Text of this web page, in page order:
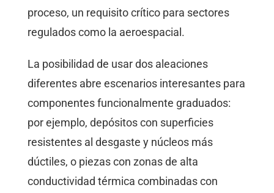
proceso, un requisito crítico para sectores
regulados como la aeroespacial.
La posibilidad de usar dos aleaciones
diferentes abre escenarios interesantes para
componentes funcionalmente graduados:
por ejemplo, depósitos con superficies
resistentes al desgaste y núcleos más
dúctiles, o piezas con zonas de alta
conductividad térmica combinadas con